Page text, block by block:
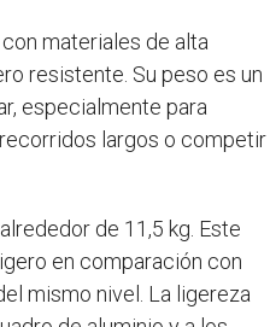
materiales de alta
resistente. Su peso es un
especialmente para
largos o competir
de 11,5 kg. Este
en comparación con
mismo nivel. La ligereza